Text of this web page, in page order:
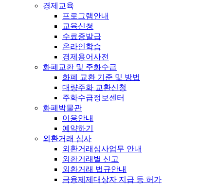
경제교육
프로그램안내
교육신청
수료증발급
온라인학습
경제용어사전
화폐교환 및 주화수급
화폐 교환 기준 및 방법
대량주화 교환신청
주화수급정보센터
화폐박물관
이용안내
예약하기
외환거래 심사
외환거래심사업무 안내
외환거래별 신고
외환거래 법규안내
금융제제대상자 지급 등 허가